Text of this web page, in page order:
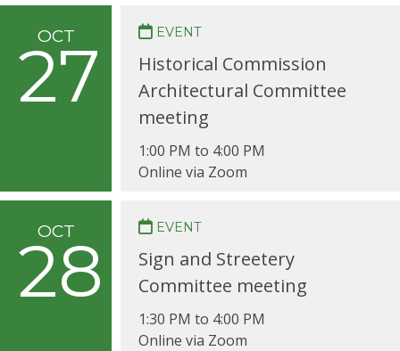
OCT
27
EVENT
Historical Commission
Architectural Committee
meeting
1:00 PM to 4:00 PM
Online via Zoom
OCT
28
EVENT
Sign and Streetery
Committee meeting
1:30 PM to 4:00 PM
Online via Zoom